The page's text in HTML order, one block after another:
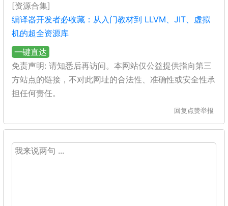
[资源合集]
编译器开发者必收藏：从入门教材到 LLVM、JIT、虚拟
机的超全资源库
一键直达
免责声明: 请知悉后再访问。本网站仅公益提供指向第三
方站点的链接，不对此网址的合法性、准确性或安全性承
担任何责任。
回复 点赞举报